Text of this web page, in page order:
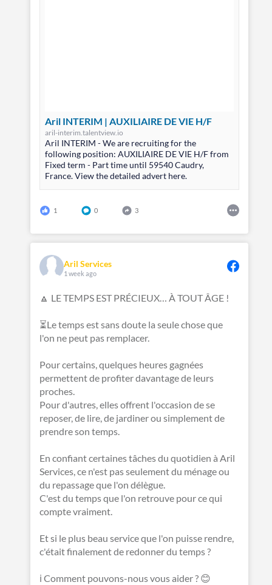
Aril INTERIM | AUXILIAIRE DE VIE H/F
aril-interim.talentview.io
Aril INTERIM - We are recruiting for the
following position: AUXILIAIRE DE VIE H/F from
Fixed term - Part time until 59540 Caudry,
France. View the detailed advert here.
1 0 3
Aril Services
1 week ago
🔼 LE TEMPS EST PRÉCIEUX… À TOUT ÂGE !
⏳Le temps est sans doute la seule chose que
l'on ne peut pas remplacer.
Pour certains, quelques heures gagnées
permettent de profiter davantage de leurs
proches.
Pour d'autres, elles offrent l'occasion de se
reposer, de lire, de jardiner ou simplement de
prendre son temps.
En confiant certaines tâches du quotidien à Aril
Services, ce n'est pas seulement du ménage ou
du repassage que l'on délègue.
C'est du temps que l'on retrouve pour ce qui
compte vraiment.
Et si le plus beau service que l'on puisse rendre,
c'était finalement de redonner du temps ?
ℹ️ Comment pouvons-nous vous aider ? 😊